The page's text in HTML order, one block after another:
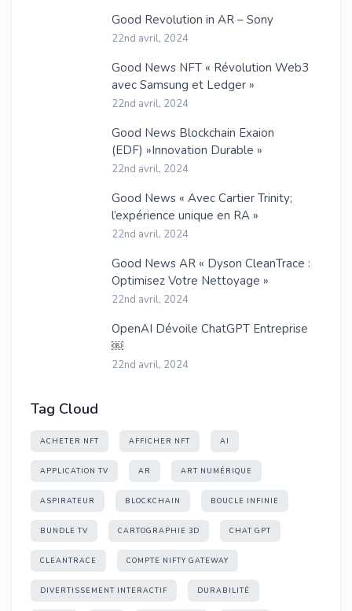
Good Revolution in AR – Sony
22nd avril, 2024
Good News NFT « Révolution Web3
avec Samsung et Ledger »
22nd avril, 2024
Good News Blockchain Exaion
(EDF) »Innovation Durable »
22nd avril, 2024
Good News « Avec Cartier Trinity;
l’expérience unique en RA »
22nd avril, 2024
Good News AR « Dyson CleanTrace :
Optimisez Votre Nettoyage »
22nd avril, 2024
OpenAI Dévoile ChatGPT Entreprise
￼
22nd avril, 2024
Tag Cloud
ACHETER NFT AFFICHER NFT AI
APPLICATION TV AR ART NUMÉRIQUE
ASPIRATEUR BLOCKCHAIN BOUCLE INFINIE
BUNDLE TV CARTOGRAPHIE 3D CHAT GPT
CLEANTRACE COMPTE NIFTY GATEWAY
DIVERTISSEMENT INTERACTIF DURABILITÉ